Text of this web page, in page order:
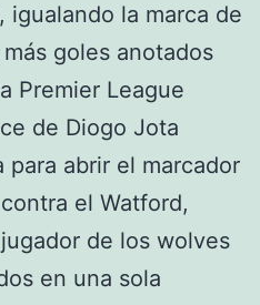
igualando la marca de
goles anotados
Premier League
de Diogo Jota
abrir el marcador
el Watford,
de los wolves
en una sola